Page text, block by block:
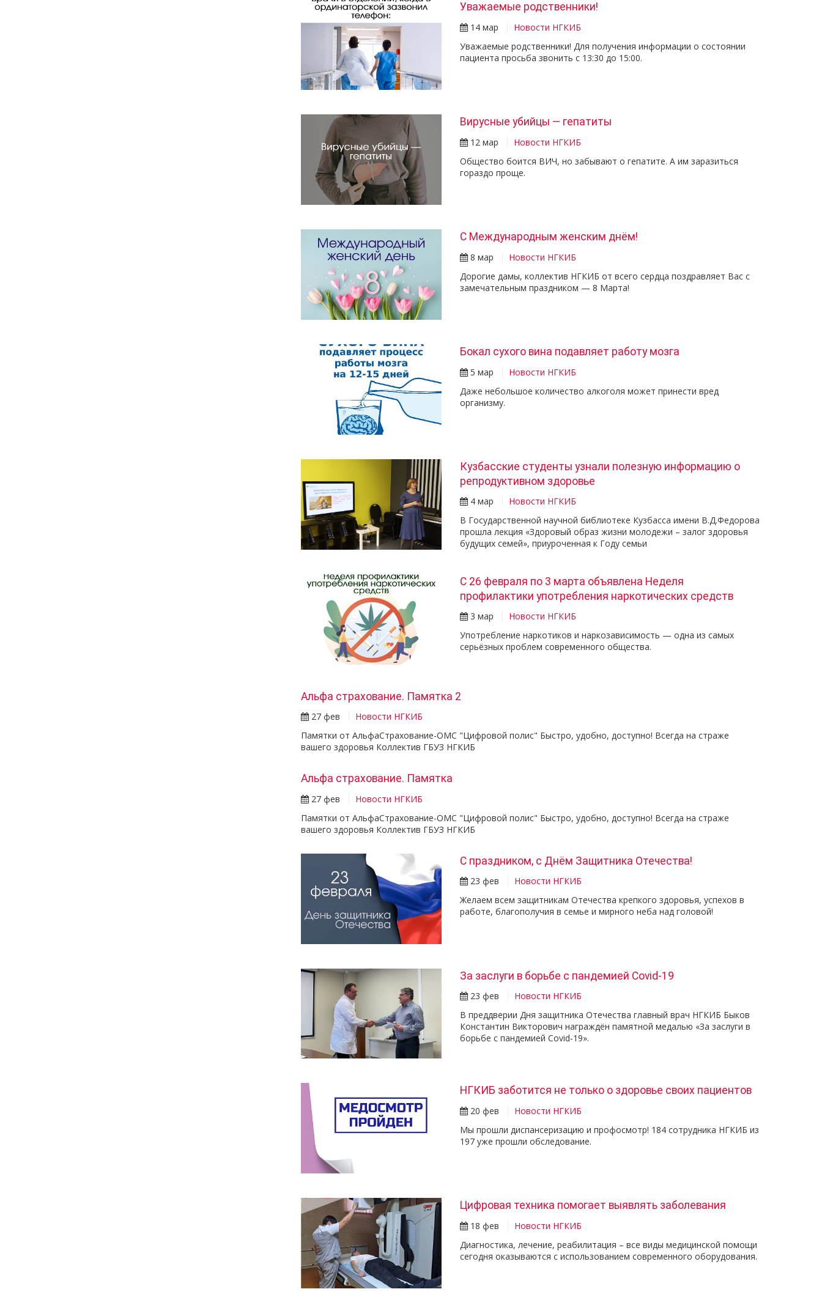
Уважаемые родственники!
14 мар
Новости НГКИБ
Уважаемые родственники! Для получения информации о состоянии
пациента просьба звонить с 13:30 до 15:00.
Вирусные убийцы — гепатиты
12 мар
Новости НГКИБ
Общество боится ВИЧ, но забывают о гепатите. А им заразиться
гораздо проще.
С Международным женским днём!
8 мар
Новости НГКИБ
Дорогие дамы, коллектив НГКИБ от всего сердца поздравляет Вас с
замечательным праздником — 8 Марта!
Бокал сухого вина подавляет работу мозга
5 мар
Новости НГКИБ
Даже небольшое количество алкоголя может принести вред
организму.
Кузбасские студенты узнали полезную информацию о
репродуктивном здоровье
4 мар
Новости НГКИБ
В Государственной научной библиотеке Кузбасса имени В.Д.Федорова
прошла лекция «Здоровый образ жизни молодежи – залог здоровья
будущих семей», приуроченная к Году семьи
С 26 февраля по 3 марта объявлена Неделя
профилактики употребления наркотических средств
3 мар
Новости НГКИБ
Употребление наркотиков и наркозависимость — одна из самых
серьёзных проблем современного общества.
Альфа страхование. Памятка 2
27 фев
Новости НГКИБ
Памятки от АльфаСтрахование-ОМС "Цифровой полис" Быстро, удобно, доступно! Всегда на страже
вашего здоровья Коллектив ГБУЗ НГКИБ
Альфа страхование. Памятка
27 фев
Новости НГКИБ
Памятки от АльфаСтрахование-ОМС "Цифровой полис" Быстро, удобно, доступно! Всегда на страже
вашего здоровья Коллектив ГБУЗ НГКИБ
С праздником, с Днём Защитника Отечества!
23 фев
Новости НГКИБ
Желаем всем защитникам Отечества крепкого здоровья, успехов в
работе, благополучия в семье и мирного неба над головой!
За заслуги в борьбе с пандемией Covid-19
23 фев
Новости НГКИБ
В преддверии Дня защитника Отечества главный врач НГКИБ Быков
Константин Викторович награждён памятной медалью «За заслуги в
борьбе с пандемией Covid-19».
НГКИБ заботится не только о здоровье своих пациентов
20 фев
Новости НГКИБ
Мы прошли диспансеризацию и профосмотр! 184 сотрудника НГКИБ из
197 уже прошли обследование.
Цифровая техника помогает выявлять заболевания
18 фев
Новости НГКИБ
Диагностика, лечение, реабилитация – все виды медицинской помощи
сегодня оказываются с использованием современного оборудования.